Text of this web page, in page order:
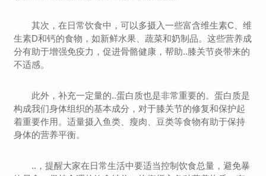
其次，在日常饮食中，可以多摄入一些富含维生素C、维
生素D和钙的食物，如新鲜水果、蔬菜和奶制品。这些营养成
分有助于增强免疫力，促进骨骼健康，帮助..膝关节炎带来的
不适感。
此外，补充一定量的..蛋白质也是非常重要的。蛋白质是
构成我们身体组织的基本成分，对于膝关节的修复和保护起
着重要作用。适量摄入鱼类、瘦肉、豆类等食物有助于保持
身体的营养平衡。
..，提醒大家在日常生活中要适当控制饮食总量，避免暴